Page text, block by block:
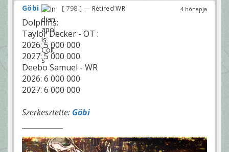
4 hónapja
Göbi 798 — Retired WR
Dolphins:
Taylor Decker - OT :
2026: 5 000 000
2027: 5 000 000
Deebo Samuel - WR
2026: 6 000 000
2027: 6 000 000
Szerkesztette: Göbi